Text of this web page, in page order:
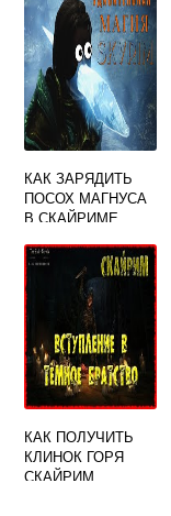
КАК ЗАРЯДИТЬ
ПОСОХ МАГНУСА
В СКАЙРИМЕ
КАК ПОЛУЧИТЬ
КЛИНОК ГОРЯ
СКАЙРИМ